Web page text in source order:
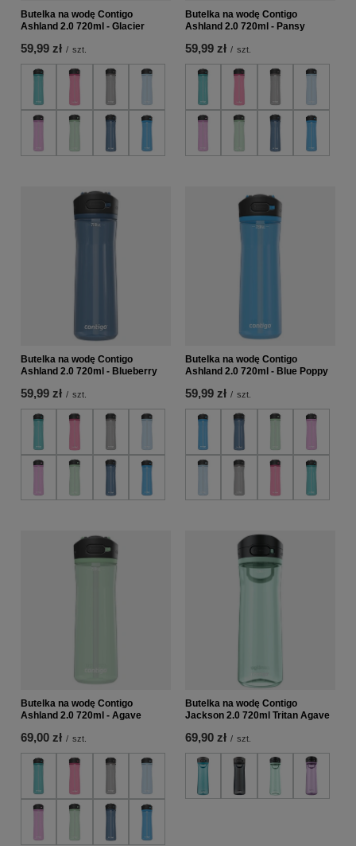
Butelka na wodę Contigo
Ashland 2.0 720ml - Glacier
59,99 zł / szt.
Butelka na wodę Contigo
Ashland 2.0 720ml - Pansy
59,99 zł / szt.
Butelka na wodę Contigo
Ashland 2.0 720ml - Blueberry
59,99 zł / szt.
Butelka na wodę Contigo
Ashland 2.0 720ml - Blue Poppy
59,99 zł / szt.
Butelka na wodę Contigo
Ashland 2.0 720ml - Agave
69,00 zł / szt.
Butelka na wodę Contigo
Jackson 2.0 720ml Tritan Agave
69,90 zł / szt.